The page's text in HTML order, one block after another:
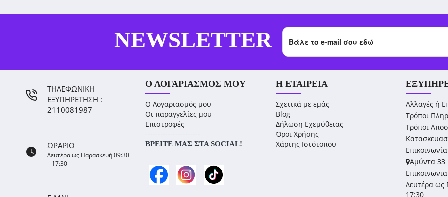
NEWSLETTER
ΤΗΛΕΦΩΝΙΚΗ
ΕΞΥΠΗΡΕΤΗΣΗ :
2110081987
ΩΡΑΡΙΟ
Δευτέρα ως Παρασκευή 09:30
– 17:30
Ο ΛΟΓΑΡΙΑΣΜΌΣ ΜΟΥ
Ο Λογαριασμός μου
Οι παραγγελίες μου
Επιστροφές
----------------------
ΒΡΕΊΤΕ ΜΑΣ ΣΤΑ SOCIAL!
Η ΕΤΑΙΡΕΊΑ
Σχετικά με εμάς
Blog
Δήλωση Εχεμύθειας
Όροι Χρήσης
Χάρτης Ιστότοπου
Αλλαγές ή
Τρόποι
Τρόποι
Επικοινωνία
Αμύντα 33
Δευτέρα ως
17:30